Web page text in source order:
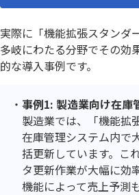
実際に「機能拡張スタンダ
多岐にわたる分野でその効
的な導入事例です。
事例1: 製造業向け在庫
製造業では、「機能拡
在庫管理システム内で
括更新しています。こ
タ更新作業が大幅に効
機能によって売上予測